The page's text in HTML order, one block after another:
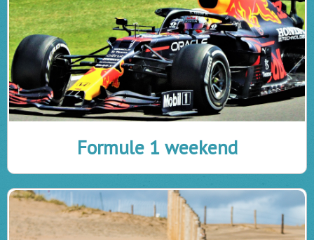
Formule 1 weekend